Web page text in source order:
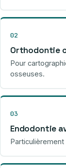
02
Orthodontie
Pour
osseuses.
03
Endodontie